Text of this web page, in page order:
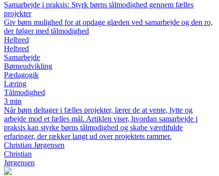
Samarbejde i praksis: Styrk børns tålmodighed gennem fælles
projekter
Giv børn mulighed for at opdage glæden ved samarbejde og den ro,
der følger med tålmodighed
Helbred
Helbred
Samarbejde
Børneudvikling
Pædagogik
Læring
Tålmodighed
3 min
Når børn deltager i fælles projekter, lærer de at vente, lytte og
arbejde mod et fælles mål. Artiklen viser, hvordan samarbejde i
praksis kan styrke børns tålmodighed og skabe værdifulde
erfaringer, der rækker langt ud over projektets rammer.
Christian Jørgensen
Christian
Jørgensen